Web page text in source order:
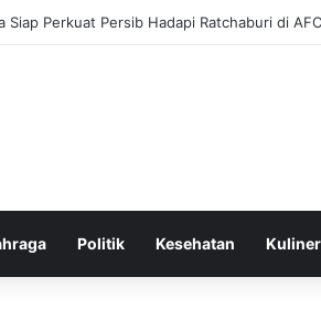
Siap Perkuat Persib Hadapi Ratchaburi di
Politik Kesehatan Kuliner